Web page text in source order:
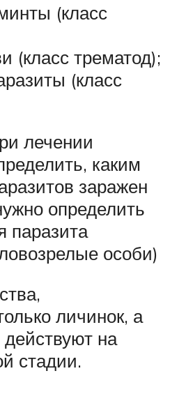
(класс
(класс трематод);
(класс
лечении
каким
заражен
определить
паразита
особи)
личинок, а
действуют на
стадии.